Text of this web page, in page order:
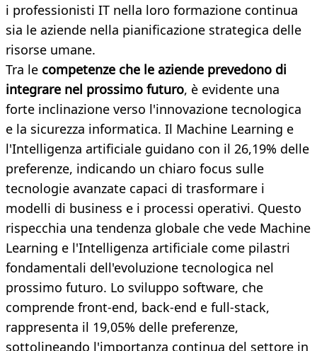
i professionisti IT nella loro formazione continua
sia le aziende nella pianificazione strategica delle
risorse umane.
Tra le competenze che le aziende prevedono di
integrare nel prossimo futuro, è evidente una
forte inclinazione verso l'innovazione tecnologica
e la sicurezza informatica. Il Machine Learning e
l'Intelligenza artificiale guidano con il 26,19% delle
preferenze, indicando un chiaro focus sulle
tecnologie avanzate capaci di trasformare i
modelli di business e i processi operativi. Questo
rispecchia una tendenza globale che vede Machine
Learning e l'Intelligenza artificiale come pilastri
fondamentali dell'evoluzione tecnologica nel
prossimo futuro. Lo sviluppo software, che
comprende front-end, back-end e full-stack,
rappresenta il 19,05% delle preferenze,
sottolineando l'importanza continua del settore in